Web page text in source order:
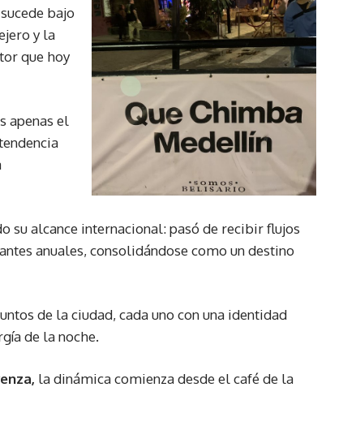
bajo
y la
que hoy
apenas el
su alcance internacional: pasó de recibir flujos
anuales, consolidándose como un destino
de la ciudad, cada uno con una identidad
de la noche.
la dinámica comienza desde el café de la